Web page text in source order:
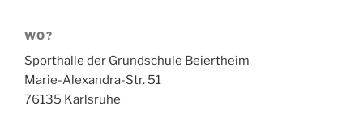
WO?
Sporthalle der Grundschule Beiertheim
Marie-Alexandra-Str. 51
76135 Karlsruhe